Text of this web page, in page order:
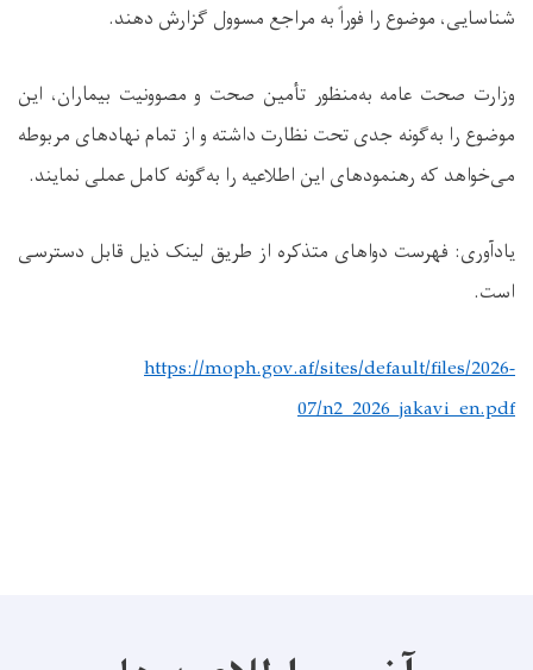
شناسایی، موضوع را فوراً به مراجع مسوول گزارش دهند.
وزارت صحت عامه به‌منظور تأمین صحت و مصوونیت بیماران، این
موضوع را به‌گونه جدی تحت نظارت داشته و از تمام نهادهای مربوطه
می‌خواهد که رهنمودهای این اطلاعیه را به‌گونه کامل عملی نمایند.
یادآوری: فهرست دواهای متذکره از طریق لینک ذیل قابل دسترسی
است.
https://moph.gov.af/sites/default/files/2026-
07/n2_2026_jakavi_en.pdf